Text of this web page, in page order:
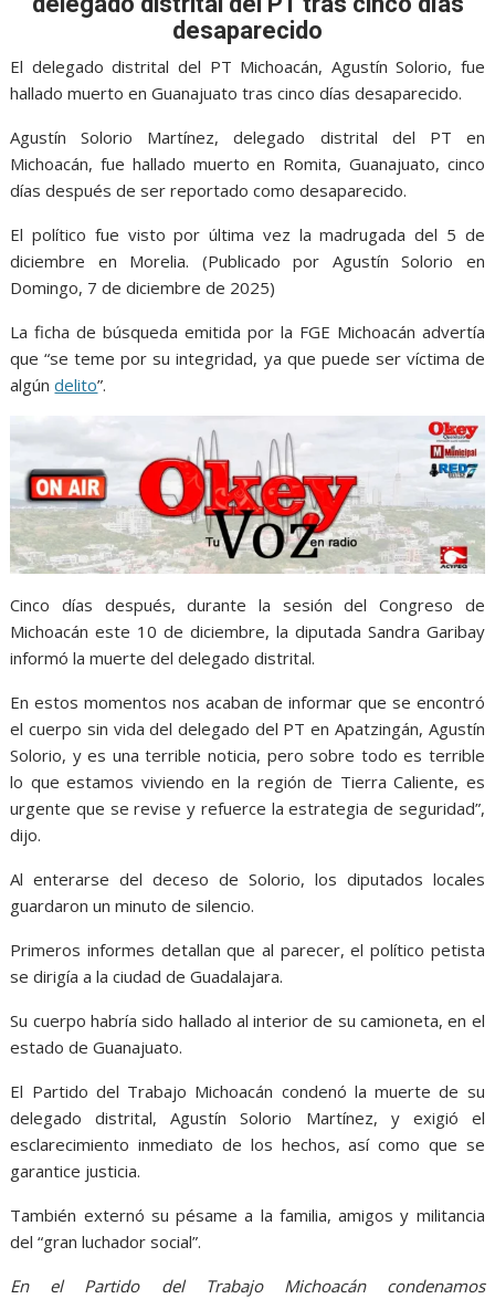
o
o
k
e
r
A
p
p
e
n
g
e
r
e g
r
a
m
desaparecido
El delegado distrital del PT Michoacán, Agustín Solorio, fue
hallado muerto en Guanajuato tras cinco días desaparecido.
Agustín Solorio Martínez, delegado distrital del PT en
Michoacán, fue hallado muerto en Romita, Guanajuato, cinco
días después de ser reportado como desaparecido.
El político fue visto por última vez la madrugada del 5 de
diciembre en Morelia. (Publicado por Agustín Solorio en
Domingo, 7 de diciembre de 2025)
La ficha de búsqueda emitida por la FGE Michoacán advertía
que “se teme por su integridad, ya que puede ser víctima de
algúndelito”.
Cinco días después, durante la sesión del Congreso de
Michoacán este 10 de diciembre, la diputada Sandra Garibay
informó la muerte del delegado distrital.
En estos momentos nos acaban de informar que se encontró
el cuerpo sin vida del delegado del PT en Apatzingán, Agustín
Solorio, y es una terrible noticia, pero sobre todo es terrible
lo que estamos viviendo en la región de Tierra Caliente, es
urgente que se revise y refuerce la estrategia de seguridad”,
dijo.
Al enterarse del deceso de Solorio, los diputados locales
guardaron un minuto de silencio.
Primeros informes detallan que al parecer, el político petista
se dirigía a la ciudad de Guadalajara.
Su cuerpo habría sido hallado al interior de su camioneta, en el
estado de Guanajuato.
El Partido del Trabajo Michoacán condenó la muerte de su
delegado distrital, Agustín Solorio Martínez, y exigió el
esclarecimiento inmediato de los hechos, así como que se
garantice justicia.
También externó su pésame a la familia, amigos y militancia
del “gran luchador social”.
En el Partido del Trabajo Michoacán condenamos